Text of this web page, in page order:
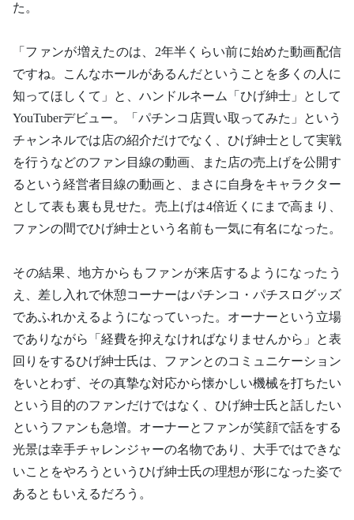
た。
「ファンが増えたのは、2年半くらい前に始めた動画配信
ですね。こんなホールがあるんだということを多くの人に
知ってほしくて」と、ハンドルネーム「ひげ紳士」として
YouTuberデビュー。「パチンコ店買い取ってみた」という
チャンネルでは店の紹介だけでなく、ひげ紳士として実戦
を行うなどのファン目線の動画、また店の売上げを公開す
るという経営者目線の動画と、まさに自身をキャラクター
として表も裏も見せた。売上げは4倍近くにまで高まり、
ファンの間でひげ紳士という名前も一気に有名になった。
その結果、地方からもファンが来店するようになったう
え、差し入れで休憩コーナーはパチンコ・パチスログッズ
であふれかえるようになっていった。オーナーという立場
でありながら「経費を抑えなければなりませんから」と表
回りをするひげ紳士氏は、ファンとのコミュニケーション
をいとわず、その真摯な対応から懐かしい機械を打ちたい
という目的のファンだけではなく、ひげ紳士氏と話したい
というファンも急増。オーナーとファンが笑顔で話をする
光景は幸手チャレンジャーの名物であり、大手ではできな
いことをやろうというひげ紳士氏の理想が形になった姿で
あるともいえるだろう。